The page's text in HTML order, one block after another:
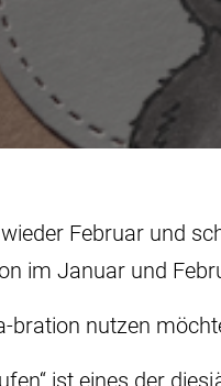
Februar und
im Januar und
bration nutzen
ist eines der